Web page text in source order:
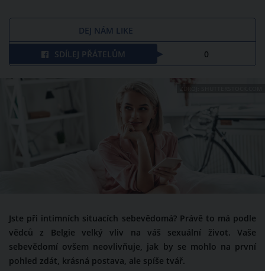
DEJ NÁM LIKE
SDÍLEJ PŘÁTELŮM 0
ZDROJ: SHUTTERSTOCK.COM
Jste při intimních situacích sebevědomá? Právě to má podle
vědců z Belgie velký vliv na váš sexuální život. Vaše
sebevědomí ovšem neovlivňuje, jak by se mohlo na první
pohled zdát, krásná postava, ale spíše tvář.